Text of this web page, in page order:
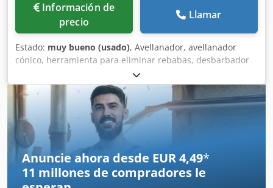
Información de
precio
Llamar
Estado: muy bueno (usado), Avellanador, avellanador
cónico, herramienta para eliminar rebabas, desbarbador
de tubos de acero Crodpfszp Hn Dex Akkef -Fabricante:
Rhinos, avellanador de 90°, cono Morse MK2 -Diámetro de
la hoja: Ø 50 mm -Ángulo de bisel exterior: 25-44 mm -
Rango de mecanizado interior: 20-39 mm -Dimensiones: Ø
50 x 160 mm -Peso: 0,9 kg
Anuncie ahora desde EUR 4,49*
11 millones de compradores le